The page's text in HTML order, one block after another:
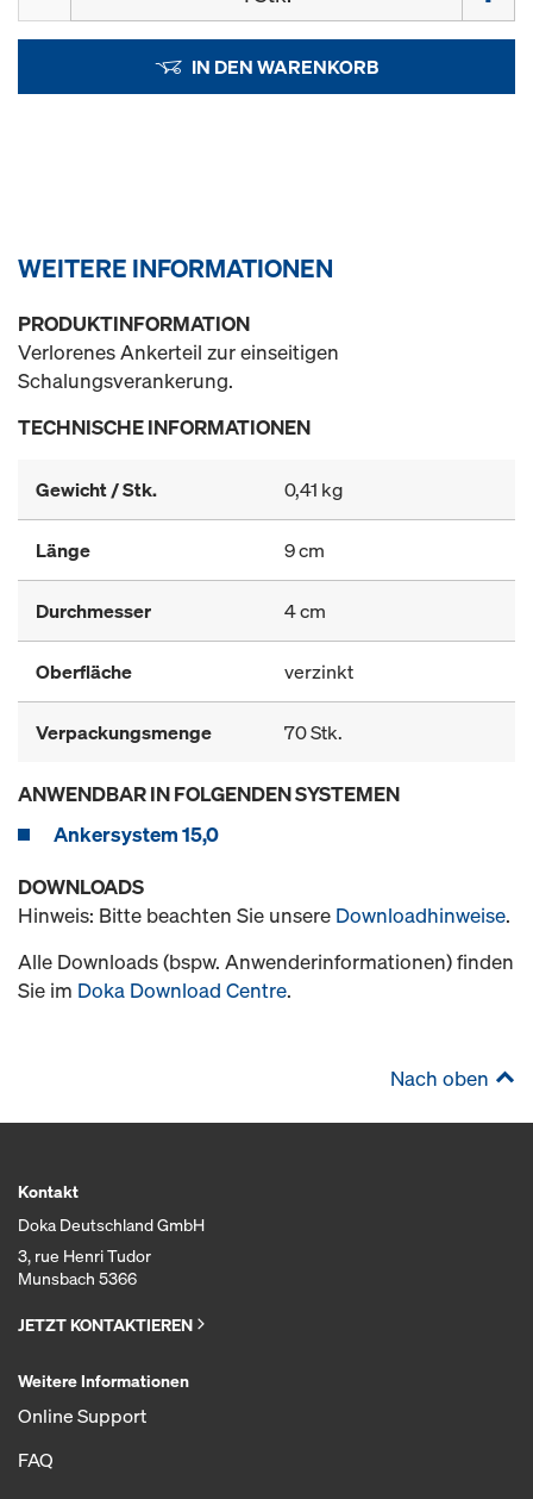
IN DEN WARENKORB
WEITERE INFORMATIONEN
PRODUKTINFORMATION
Verlorenes Ankerteil zur einseitigen
Schalungsverankerung.
TECHNISCHE INFORMATIONEN
Gewicht / Stk. 0,41 kg
Länge 9 cm
Durchmesser 4 cm
Oberfläche verzinkt
Verpackungsmenge 70 Stk.
ANWENDBAR IN FOLGENDEN SYSTEMEN
Ankersystem 15,0
DOWNLOADS
Hinweis: Bitte beachten Sie unsere Downloadhinweise.
Alle Downloads (bspw. Anwenderinformationen) finden
Sie im Doka Download Centre.
Nach oben
Kontakt
Doka Deutschland GmbH
3, rue Henri Tudor
Munsbach 5366
JETZT KONTAKTIEREN
Weitere Informationen
Online Support
FAQ